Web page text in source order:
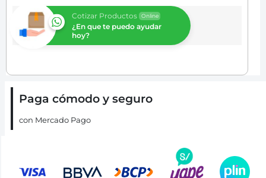
Cotizar Productos Online
¿En que te puedo ayudar
hoy?
Paga cómodo y seguro
con Mercado Pago